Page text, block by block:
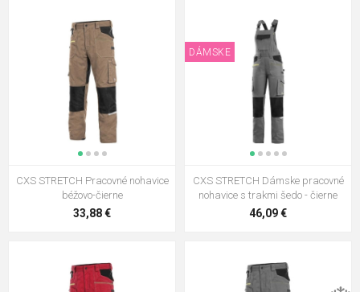
CXS STRETCH Pracovné nohavice
béžovo-čierne
33,88 €
DÁMSKE
CXS STRETCH Dámske pracovné
nohavice s trakmi šedo - čierne
46,09 €